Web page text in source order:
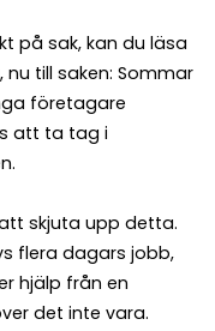
på sak, kan du läsa
nu till saken: Sommar
företagare
att ta tag i
skjuta upp detta.
flera dagars jobb,
hjälp från en
det inte vara.